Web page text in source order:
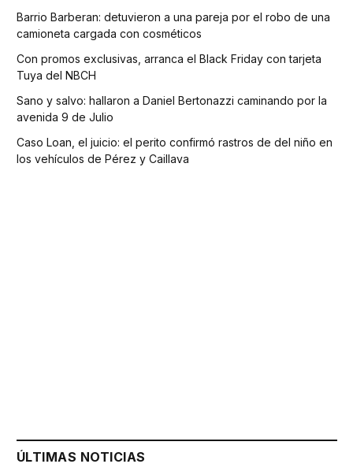
Barrio Barberan: detuvieron a una pareja por el robo de una
camioneta cargada con cosméticos
Con promos exclusivas, arranca el Black Friday con tarjeta
Tuya del NBCH
Sano y salvo: hallaron a Daniel Bertonazzi caminando por la
avenida 9 de Julio
Caso Loan, el juicio: el perito confirmó rastros de del niño en
los vehículos de Pérez y Caillava
ÚLTIMAS NOTICIAS